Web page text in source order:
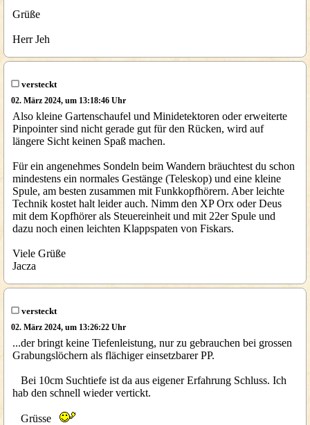
Grüße
Herr Jeh
versteckt
02. März 2024, um 13:18:46 Uhr
Also kleine Gartenschaufel und Minidetektoren oder erweiterte
Pinpointer sind nicht gerade gut für den Rücken, wird auf
längere Sicht keinen Spaß machen.
Für ein angenehmes Sondeln beim Wandern bräuchtest du schon
mindestens ein normales Gestänge (Teleskop) und eine kleine
Spule, am besten zusammen mit Funkkopfhörern. Aber leichte
Technik kostet halt leider auch. Nimm den XP Orx oder Deus
mit dem Kopfhörer als Steuereinheit und mit 22er Spule und
dazu noch einen leichten Klappspaten von Fiskars.
Viele Grüße
Jacza
versteckt
02. März 2024, um 13:26:22 Uhr
...der bringt keine Tiefenleistung, nur zu gebrauchen bei grossen
Grabungslöchern als flächiger einsetzbarer PP.
Bei 10cm Suchtiefe ist da aus eigener Erfahrung Schluss. Ich
hab den schnell wieder vertickt.
Grüsse